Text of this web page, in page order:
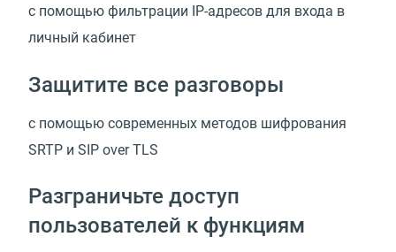
с помощью фильтрации IP-адресов для входа в
личный кабинет
Защитите все разговоры
с помощью современных методов шифрования
SRTP и SIP over TLS
Разграничьте доступ
пользователей к функциям